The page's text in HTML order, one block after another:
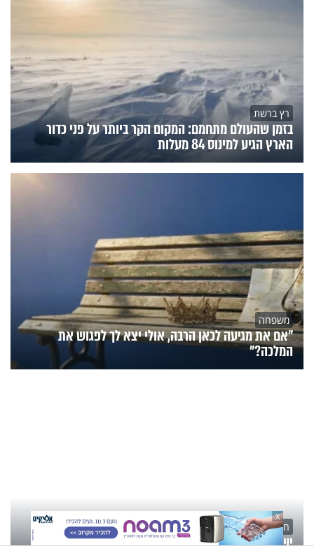
רץ ברשת
בזמן שהעולם מתחמם: המקום הקר ביותר על פני כדור
הארץ הגיע למינוס 84 מעלות
משפחה
"אם את מגיעה לכאן הרבה, אולי יצא לך לפגוש את
המלכה?"
חדשות היום
X